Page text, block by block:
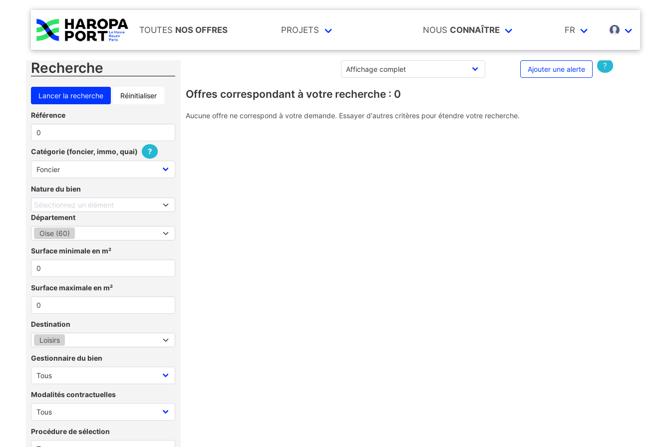
TOUTES NOS OFFRES PROJETS NOUS CONNAÎTRE FR
Recherche
Réinitialiser
Référence
Catégorie (foncier, immo, quai) ?
Nature du bien
Sélectionnez un élément
Département
Oise (60)
Surface minimale en m²
Surface maximale en m²
Destination
Loisirs
Gestionnaire du bien
Modalités contractuelles
Procédure de sélection
Ajouter une alerte ?
Offres correspondant à votre recherche : 0
Aucune offre ne correspond à votre demande. Essayer d'autres critères pour étendre votre recherche.